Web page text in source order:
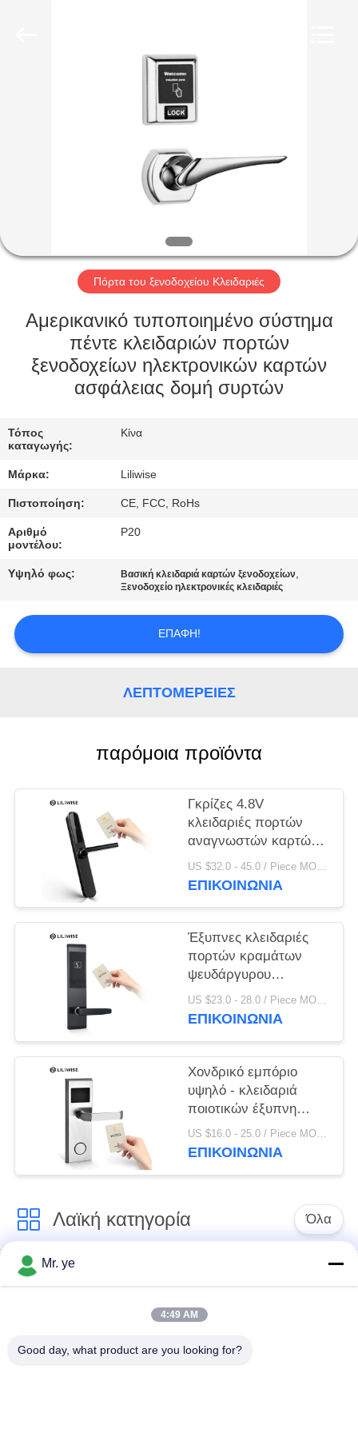
ΓΎΡΟΣ
ΕΡΓΟΣΤΑΣΊΩΝ
ΠΟΙΟΤΙΚΌΣ
ΈΛΕΓΧΟΣ
ΕΛΆΤΕ
ΣΕ
ΕΠΑΦΉ
ΕΙΔΉΣΕΙΣ
NEWS
ΜΥΣΤΙΚΌΤΗΤΑΣ
Πόρτα του ξενοδοχείου Κλειδαριές
Αμερικανικό τυποποιημένο σύστημα
πέντε κλειδαριών πορτών
ξενοδοχείων ηλεκτρονικών καρτών
ασφάλειας δομή συρτών
Τόπος
καταγωγής:
Κίνα
Μάρκα: Liliwise
Πιστοποίηση: CE, FCC, RoHs
Αριθμό
μοντέλου:
P20
Υψηλό φως: Βασική κλειδαριά καρτών ξενοδοχείων,
Ξενοδοχείο ηλεκτρονικές κλειδαριές
ΕΠΑΦΉ!
ΛΕΠΤΟΜΈΡΕΙΕΣ
παρόμοια προϊόντα
Γκρίζες 4.8V
κλειδαριές πορτών
αναγνωστών καρτών
ξενοδοχείων της FCC US $32.0 - 45.0 / Piece MOQ:PC 1
ΕΠΙΚΟΙΝΩΝΊΑ
Έξυπνες κλειδαριές
πορτών κραμάτων
ψευδάργυρου
ξενοδοχείων εισόδων
Keyless καρτών
US $23.0 - 28.0 / Piece MOQ:1 η/υ
ΕΠΙΚΟΙΝΩΝΊΑ
Χονδρικό εμπόριο
υψηλό - κλειδαριά
ποιοτικών έξυπνη
ψηφιακή ηλεκτρονική
RFID ξενοδοχείων με
US $16.0 - 25.0 / Piece MOQ:1
ΕΠΙΚΟΙΝΩΝΊΑ
Λαϊκή κατηγορία Όλα
Ηλεκτρονικές
αποτυπωμάτων
κλείδωμα θυρών
Κλειδαριά πορτών
Mr. ye
4:49 AM
Good day, what product are you looking for?